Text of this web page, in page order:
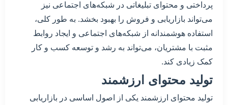
پرداختی و محتوای تبلیغاتی در شبکه‌های اجتماعی نیز
می‌تواند بازاریابی و فروش را بهبود بخشد. به طور کلی،
استفاده هوشمندانه از شبکه‌های اجتماعی و ایجاد روابط
مثبت با مشتریان، می‌تواند به رشد و توسعه کسب و کار
کمک زیادی کند.
تولید محتوای ارزشمند
تولید محتوای ارزشمند یکی از اصول اساسی در بازاریابی